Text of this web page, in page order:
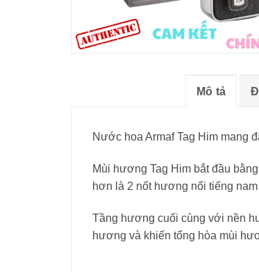
Mô tả
Nước hoa Armaf Tag Him mang
Mùi hương Tag Him bắt đầu
hơn là 2 nốt hương nổi tiếng
Tầng hương cuối cùng với nền
hương và khiến tổng hòa mùi